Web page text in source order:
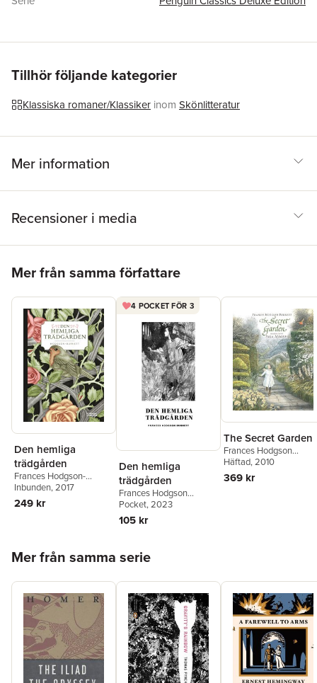
Illustratör
Jillian Tamaki
Tillhör följande kategorier
Klassiska romaner/Klassiker inom Skönlitteratur
Mer information
Recensioner i media
Mer från samma författare
Den hemliga
trädgården
Frances Hodgson-
Burnett
Inbunden, 2017
249 kr
4 POCKET FÖR 3
Den hemliga
trädgården
Frances Hodgson
Burnett
Pocket, 2023
105 kr
The Secret Garden
Frances Hodgson
Burnett
Häftad, 2010
369 kr
Mer från samma serie